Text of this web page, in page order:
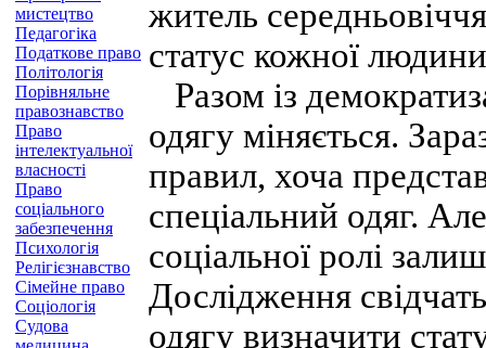
мистецтво
Педагогіка
Податкове право
Політологія
Порівняльне
правознавство
Право
інтелектуальної
власності
Право
соціального
забезпечення
Психологія
Релігієзнавство
Сімейне право
Соціологія
Судова
житель
статус кожної
Разом із
одягу міняється.
правил, хоча
спеціальний одяг.
соціальної ролі
Дослідження
одягу визначити